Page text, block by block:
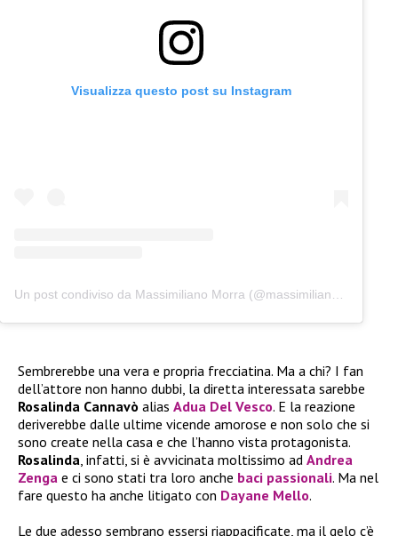
Visualizza questo post su Instagram
Sembrerebbe una vera e propria frecciatina. Ma a chi? I fan
dell’attore non hanno dubbi, la diretta interessata sarebbe
Rosalinda Cannavò alias Adua Del Vesco. E la reazione
deriverebbe dalle ultime vicende amorose e non solo che si
sono create nella casa e che l’hanno vista protagonista.
Rosalinda , infatti, si è avvicinata moltissimo ad Andrea
Zenga e ci sono stati tra loro anche baci passionali. Ma nel
fare questo ha anche litigato con Dayane Mello.
Le due adesso sembrano essersi riappacificate, ma il gelo c’è